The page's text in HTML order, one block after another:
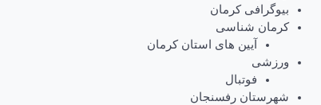
بیوگرافی کرمان
کرمان شناسی
آیین های استان کرمان
ورزشی
فوتبال
شهرستان رفسنجان